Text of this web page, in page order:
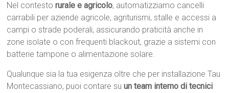
Nel contestorurale e agricolo, automatizziamo cancelli
carrabili per aziende agricole, agriturismi, stalle e accessi a
campi o strade poderali, assicurando praticità anche in
zone isolate o con frequenti blackout, grazie a sistemi con
batterie tampone o alimentazione solare.
Qualunque sia la tua esigenza oltre che per installazione Tau
Montecassiano, puoi contare suun team interno di tecnici